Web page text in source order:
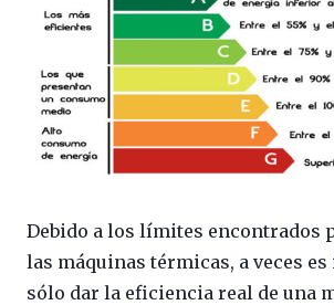
Debido a los límites encontrados
las máquinas térmicas, a veces
sólo dar la eficiencia real de una